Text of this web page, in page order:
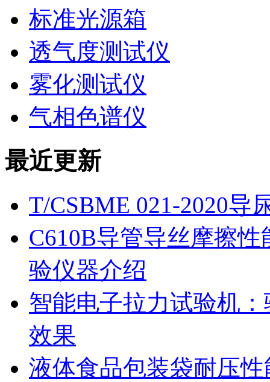
标准光源箱
透气度测试仪
雾化测试仪
气相色谱仪
最近更新
T/CSBME 021-2020导
C610B导管导丝摩擦
验仪器介绍
智能电子拉力试验机
效果
液体食品包装袋耐压